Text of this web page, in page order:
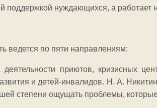
поддержкой нуждающихся, а работает
ведется по пяти направлениям:
приютов, кризисных
и детей-инвалидов. Н. А.
степени ощущать проблемы,